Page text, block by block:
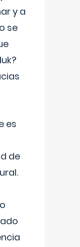
y a
se
es
de